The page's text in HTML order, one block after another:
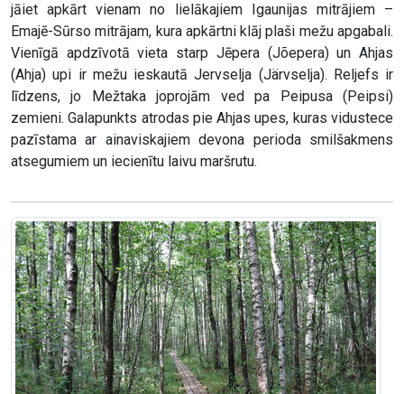
jāiet apkārt vienam no lielākajiem Igaunijas mitrājiem –
Emajē-Sūrso mitrājam, kura apkārtni klāj plaši mežu apgabali.
Vienīgā apdzīvotā vieta starp Jēpera (Jõepera) un Ahjas
(Ahja) upi ir mežu ieskautā Jervselja (Järvselja). Reljefs ir
līdzens, jo Mežtaka joprojām ved pa Peipusa (Peipsi)
zemieni. Galapunkts atrodas pie Ahjas upes, kuras vidustece
pazīstama ar ainaviskajiem devona perioda smilšakmens
atsegumiem un iecienītu laivu maršrutu.